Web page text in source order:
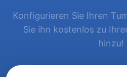
Konfigurieren Sie Ihren
Sie ihn kostenlos zu
hinzu!